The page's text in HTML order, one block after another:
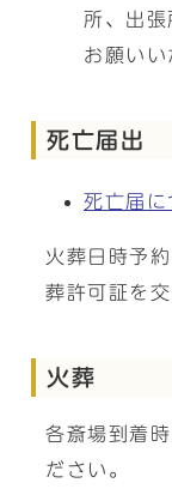
所、出
お願いい
死亡届出
死亡届に
火葬日時予
葬許可証を交
火葬
各斎場到着
ださい。